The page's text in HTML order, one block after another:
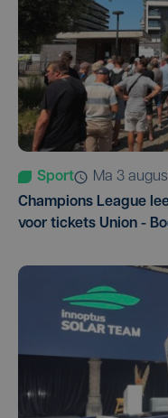
Sport
ma 3
Champions League
voor tickets Union -